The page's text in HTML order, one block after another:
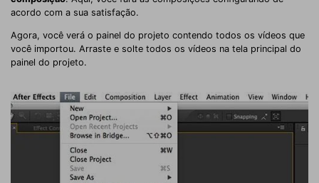
acordo com a sua satisfação.
Agora, você verá o painel do projeto contendo todos os vídeos que
você importou. Arraste e solte todos os vídeos na tela principal do
painel do projeto.